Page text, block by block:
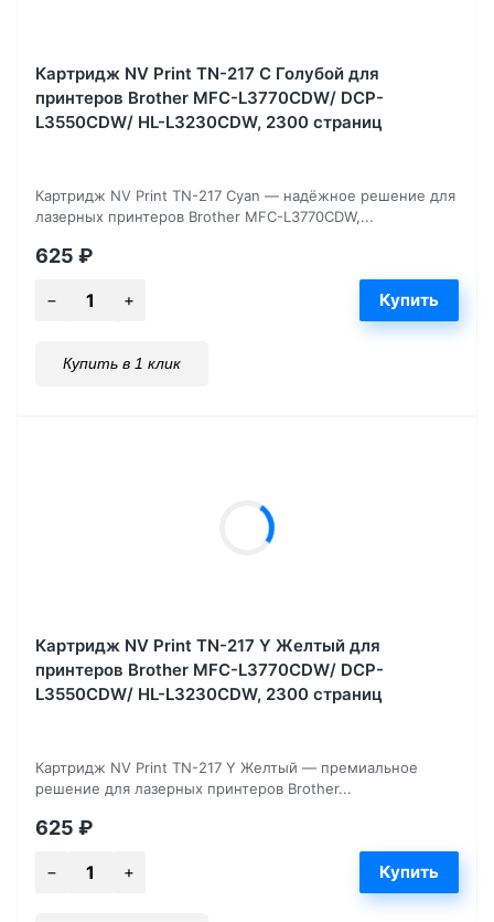
Картридж NV Print TN-217 C Голубой для
принтеров Brother MFC-L3770CDW/ DCP-
L3550CDW/ HL-L3230CDW, 2300 страниц
Картридж NV Print TN-217 Cyan — надёжное решение для
лазерных принтеров Brother MFC-L3770CDW,...
625 ₽
Купить в 1 клик
Картридж NV Print TN-217 Y Желтый для
принтеров Brother MFC-L3770CDW/ DCP-
L3550CDW/ HL-L3230CDW, 2300 страниц
Картридж NV Print TN-217 Y Желтый — премиальное
решение для лазерных принтеров Brother...
625 ₽